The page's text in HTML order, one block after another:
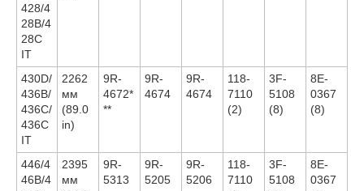
428/4
28B/4
28C
IT
430D/
436B/
436C/
436C
IT
2262
мм
(89.0
in)
9R-
4672*
**
9R-
4674
9R-
4674
118-
7110
(2)
3F-
5108
(8)
8E-
0367
(8)
446/4
46B/4
2395
мм
9R-
5313
9R-
5205
9R-
5206
118-
7110
3F-
5108
8E-
0367